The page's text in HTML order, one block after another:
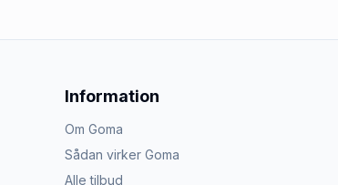
Information
Om Goma
Sådan virker Goma
Alle tilbud